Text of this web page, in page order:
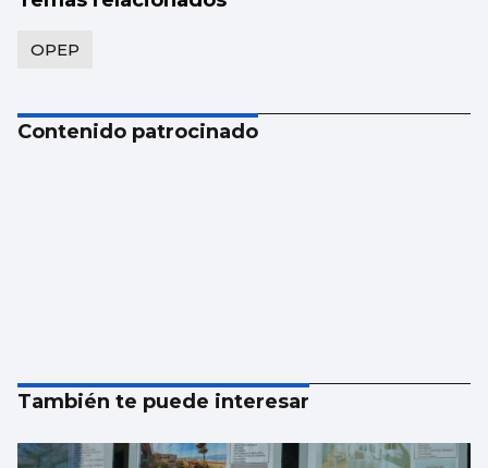
OPEP
Contenido patrocinado
También te puede interesar